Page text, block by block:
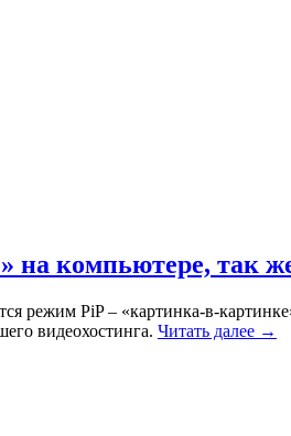
на компьютере, так
режим PiP – «картинка-в-
видеохостинга. Читать далее →